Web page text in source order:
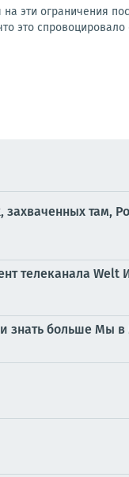
на эти ограничения
это спровоцировало
захваченных там,
телеканала Welt
знать больше Мы в